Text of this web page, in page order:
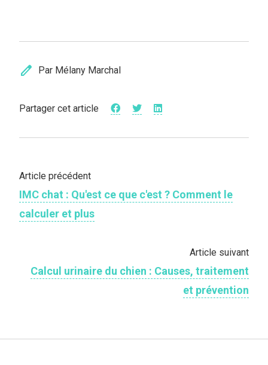
edit Par Mélany Marchal
Partager cet article
Article précédent
IMC chat : Qu'est ce que c'est ? Comment le
calculer et plus
Article suivant
Calcul urinaire du chien : Causes, traitement
et prévention